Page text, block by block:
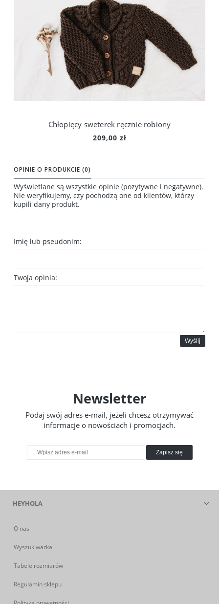
Chłopięcy sweterek ręcznie robiony
209,00 zł
OPINIE O PRODUKCIE (0)
Wyświetlane są wszystkie opinie (pozytywne i negatywne).
Nie weryfikujemy, czy pochodzą one od klientów, którzy
kupili dany produkt.
Imię lub pseudonim:
Twoja opinia:
Wyślij
Newsletter
Podaj swój adres e-mail, jeżeli chcesz otrzymywać
informacje o nowościach i promocjach.
Zapisz się
HEYHOLA
O nas
Wyszukiwarka
Tabele rozmiarów
Regulamin sklepu